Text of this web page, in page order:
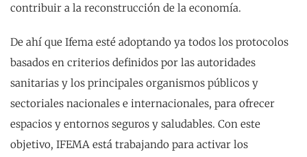
contribuir a la reconstrucción de la economía.
De ahí que Ifema esté adoptando ya todos los protocolos
basados en criterios definidos por las autoridades
sanitarias y los principales organismos públicos y
sectoriales nacionales e internacionales, para ofrecer
espacios y entornos seguros y saludables. Con este
objetivo, IFEMA está trabajando para activar los